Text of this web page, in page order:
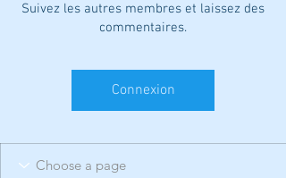
Suivez les autres membres et laissez des
commentaires.
Connexion